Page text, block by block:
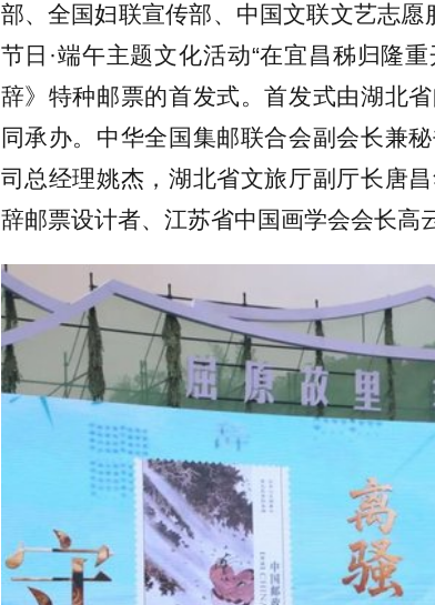
部、全国妇联宣传部、中国文联文艺志愿
节日·端午主题文化活动“在宜昌秭归隆
辞》特种邮票的首发式。首发式由湖北
同承办。中华全国集邮联合会副会长兼
司总经理姚杰，湖北省文旅厅副厅长唐
辞邮票设计者、江苏省中国画学会会长高